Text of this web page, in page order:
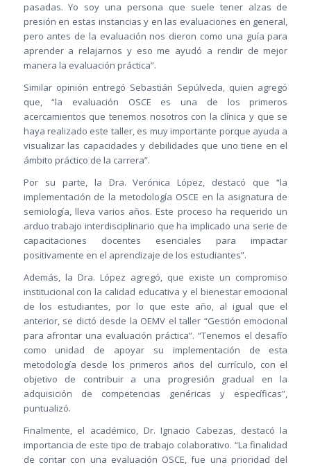
pasadas. Yo soy una persona que suele tener alzas de
presión en estas instancias y en las evaluaciones en general,
pero antes de la evaluación nos dieron como una guía para
aprender a relajarnos y eso me ayudó a rendir de mejor
manera la evaluación práctica”.
Similar opinión entregó Sebastián Sepúlveda, quien agregó
que, “la evaluación OSCE es una de los primeros
acercamientos que tenemos nosotros con la clínica y que se
haya realizado este taller, es muy importante porque ayuda a
visualizar las capacidades y debilidades que uno tiene en el
ámbito práctico de la carrera”.
Por su parte, la Dra. Verónica López, destacó que “la
implementación de la metodología OSCE en la asignatura de
semiología, lleva varios años. Este proceso ha requerido un
arduo trabajo interdisciplinario que ha implicado una serie de
capacitaciones docentes esenciales para impactar
positivamente en el aprendizaje de los estudiantes”.
Además, la Dra. López agregó, que existe un compromiso
institucional con la calidad educativa y el bienestar emocional
de los estudiantes, por lo que este año, al igual que el
anterior, se dictó desde la OEMV el taller “Gestión emocional
para afrontar una evaluación práctica”. “Tenemos el desafío
como unidad de apoyar su implementación de esta
metodología desde los primeros años del currículo, con el
objetivo de contribuir a una progresión gradual en la
adquisición de competencias genéricas y específicas”,
puntualizó.
Finalmente, el académico, Dr. Ignacio Cabezas, destacó la
importancia de este tipo de trabajo colaborativo. “La finalidad
de contar con una evaluación OSCE, fue una prioridad del